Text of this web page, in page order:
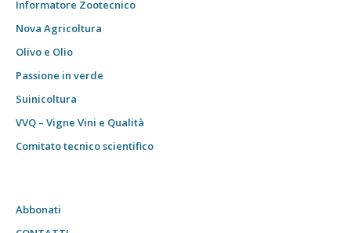
Informatore Zootecnico
Nova Agricoltura
Olivo e Olio
Passione in verde
Suinicoltura
VVQ – Vigne Vini e Qualità
Comitato tecnico scientifico
Abbonati